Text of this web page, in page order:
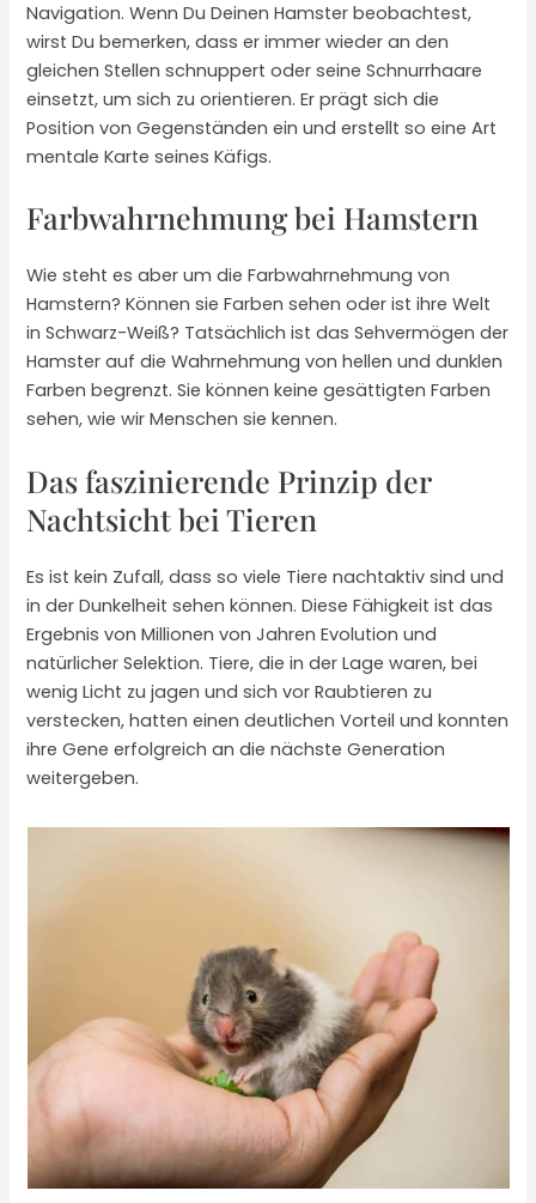
Navigation. Wenn Du Deinen Hamster beobachtest,
wirst Du bemerken, dass er immer wieder an den
gleichen Stellen schnuppert oder seine Schnurrhaare
einsetzt, um sich zu orientieren. Er prägt sich die
Position von Gegenständen ein und erstellt so eine Art
mentale Karte seines Käfigs.
Farbwahrnehmung bei Hamstern
Wie steht es aber um die Farbwahrnehmung von
Hamstern? Können sie Farben sehen oder ist ihre Welt
in Schwarz-Weiß? Tatsächlich ist das Sehvermögen der
Hamster auf die Wahrnehmung von hellen und dunklen
Farben begrenzt. Sie können keine gesättigten Farben
sehen, wie wir Menschen sie kennen.
Das faszinierende Prinzip der
Nachtsicht bei Tieren
Es ist kein Zufall, dass so viele Tiere nachtaktiv sind und
in der Dunkelheit sehen können. Diese Fähigkeit ist das
Ergebnis von Millionen von Jahren Evolution und
natürlicher Selektion. Tiere, die in der Lage waren, bei
wenig Licht zu jagen und sich vor Raubtieren zu
verstecken, hatten einen deutlichen Vorteil und konnten
ihre Gene erfolgreich an die nächste Generation
weitergeben.